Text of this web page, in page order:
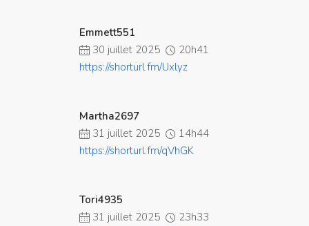
Emmett551
30 juillet 2025
20h41
https://shorturl.fm/Uxlyz
Martha2697
31 juillet 2025
14h44
https://shorturl.fm/qVhGK
Tori4935
31 juillet 2025
23h33